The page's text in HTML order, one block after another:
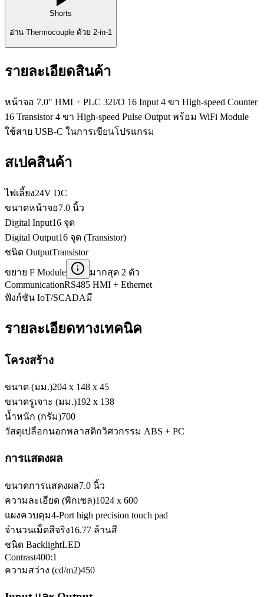
Shorts
อ่าน Thermocouple ด้วย 2-in-1
รายละเอียดสินค้า
หน้าจอ 7.0" HMI + PLC 32I/O 16 Input 4 ขา High-speed Counter
16 Transistor 4 ขา High-speed Pulse Output พร้อม WiFi Module
ใช้สาย USB-C ในการเขียนโปรแกรม
สเปคสินค้า
ไฟเลี้ยง24V DC
ขนาดหน้าจอ7.0 นิ้ว
Digital Input16 จุด
Digital Output16 จุด (Transistor)
ชนิด OutputTransistor
ขยาย F Module
มากสุด 2 ตัว
CommunicationRS485 HMI + Ethernet
ฟังก์ชัน IoT/SCADAมี
รายละเอียดทางเทคนิค
โครงสร้าง
ขนาด (มม.)204 x 148 x 45
ขนาดรูเจาะ (มม.)192 x 138
น้ำหนัก (กรัม)700
วัสดุเปลือกนอกพลาสติกวิศวกรรม ABS + PC
การแสดงผล
ขนาดการแสดงผล7.0 นิ้ว
ความละเอียด (พิกเซล)1024 x 600
แผงควบคุม4-Port high precision touch pad
จำนวนเม็ดสีจริง16.77 ล้านสี
ชนิด BacklightLED
Contrast400:1
ความสว่าง (cd/m2)450